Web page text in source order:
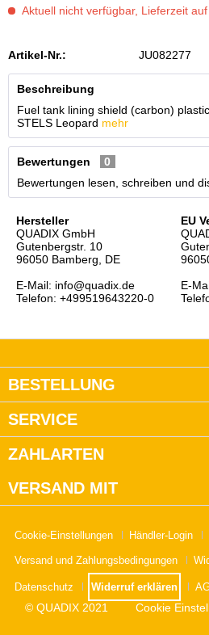
Aktuell nicht verfügbar, Lieferzeit
Artikel-Nr.: JU082277
Beschreibung
Fuel tank lining shield (carbon)
STELS Leopard mehr
Bewertungen
0
Bewertungen lesen, schreiben und
Hersteller
QUADIX GmbH
Gutenbergstr. 10
96050 Bamberg, DE
E-Mail: info@quadix.de
Telefon: +499519643220-0
EU
E-
BESTELLUNG
SERVICE
ZAHLARTEN
VERSAND MIT
Cookie-Einstellungen Händler-Login
Versand und Zahlungsbedingungen
Datenschutz Widerruf erklären
© QUADIX 2021 Cookie